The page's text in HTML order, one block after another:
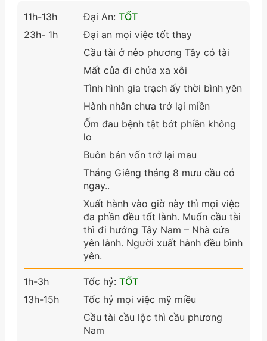
11h-13h
23h- 1h
Đại An: TỐT
Đại an mọi việc tốt thay
Cầu tài ở nẻo phương Tây có tài
Mất của đi chửa xa xôi
Tình hình gia trạch ấy thời bình yên
Hành nhân chưa trở lại miền
Ốm đau bệnh tật bớt phiền không
lo
Buôn bán vốn trở lại mau
Tháng Giêng tháng 8 mưu cầu có
ngay..
Xuất hành vào giờ này thì mọi việc
đa phần đều tốt lành. Muốn cầu tài
thì đi hướng Tây Nam – Nhà cửa
yên lành. Người xuất hành đều bình
yên.
1h-3h
13h-15h
Tốc hỷ: TỐT
Tốc hỷ mọi việc mỹ miều
Cầu tài cầu lộc thì cầu phương
Nam